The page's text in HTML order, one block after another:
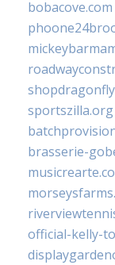
bobacove.com
sportszilla.org
brasserie-
official-kelly-